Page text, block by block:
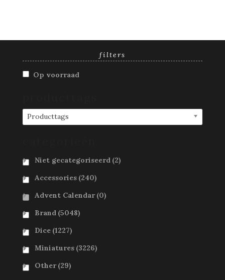
filters
Op voorraad
Producttags
Niet gecategoriseerd (2)
Accessories (240)
Advent Calendar (0)
Brand (5048)
Dice (1227)
Miniatures (3226)
Other (29)